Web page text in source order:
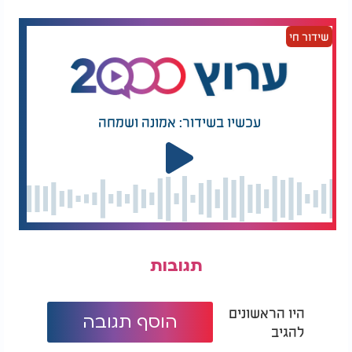
שידור חי
עכשיו בשידור: אמונה ושמחה
תגובות
היו הראשונים
להגיב
הוסף תגובה